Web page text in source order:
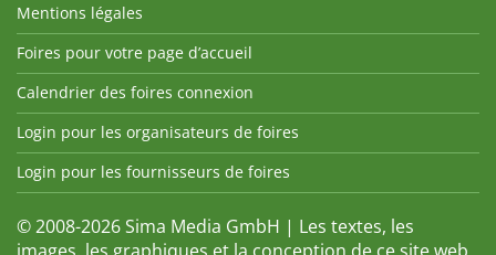
Mentions légales
Foires pour votre page d’accueil
Calendrier des foires connexion
Login pour les organisateurs de foires
Login pour les fournisseurs de foires
© 2008-2026 Sima Media GmbH | Les textes, les